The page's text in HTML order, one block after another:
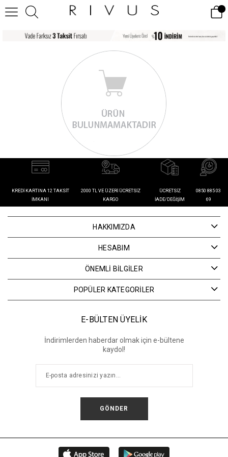
KREDI KARTINA 12 TAKSIT
İMKANI
2000 TL VE ÜZERI ÜCRETSIZ
KARGO
ÜCRETSIZ
İADE/DEĞIŞIM
0850 885 03
69
HAKKIMIZDA
HESABIM
ÖNEMLİ BİLGİLER
POPÜLER KATEGORİLER
E-BÜLTEN ÜYELİK
İndirimlerden haberdar olmak için e-bültene
kaydol!
GÖNDER